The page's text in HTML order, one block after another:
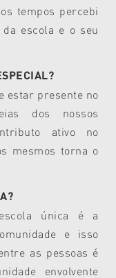
tempos percebi
escola e o seu
estar presente no
dos nossos
ativo no
mesmos torna o
única é a
e isso
as pessoas é
envolvente